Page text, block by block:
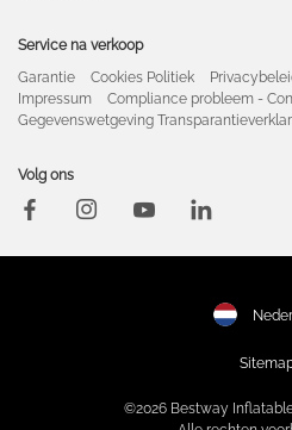
Service na verkoop
Garantie
Cookies Politiek
Impressum
Compliance probleem -
Gegevenswetgeving
Volg ons
©2026 Bestway